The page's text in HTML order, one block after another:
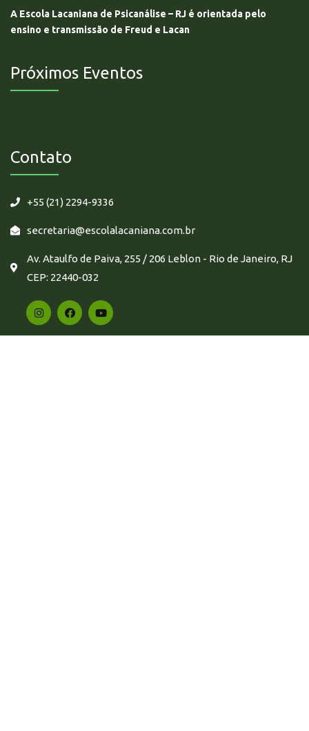
A Escola Lacaniana de Psicanálise – RJ é orientada pelo
ensino e transmissão de Freud e Lacan
Próximos Eventos
Contato
+55 (21) 2294-9336
secretaria@escolalacaniana.com.br
Av. Ataulfo de Paiva, 255 / 206 Leblon - Rio de Janeiro, RJ
CEP: 22440-032